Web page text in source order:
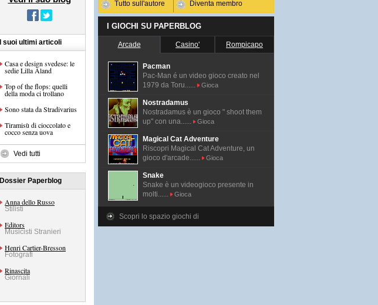
I suoi ultimi articoli
Casa e design svedese: le
sedie Lilla Aland
Top of the flops: quelli
della moda ci trollano
Sono stata da Stradivarius
Tiramisù di cioccolato e
cocco senza uova
Vedi tutti
Dossier Paperblog
Anna dello Russo
Stilisti
Editors
Musicisti Stranieri
Henri Cartier-Bresson
Fotografi
Rinascita
Giornali
Tutto sull'autore Diventa membro
I GIOCHI SU PAPERBLOG
Arcade Casino' Rompicapo
Pacman
Pac-Man é un video gioco creato nel
1979 da Toru......
Gioca
Nostradamus
Nostradamus è un gioco " shoot them
up" con una......
Gioca
Magical Cat Adventure
Riscopri Magical Cat Adventure, un
gioco d'arcade......
Gioca
Snake
Snake è un videogioco presente in
molti......
Gioca
Scopri lo spazio giochi di